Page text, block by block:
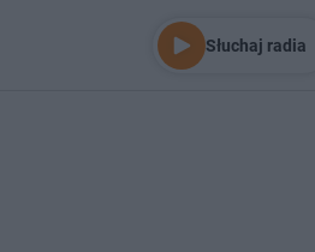
Słuchaj radia